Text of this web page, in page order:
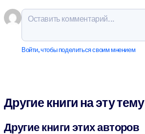
Войти, чтобы поделиться своим мнением
Другие книги на эту тему
Другие книги этих авторов